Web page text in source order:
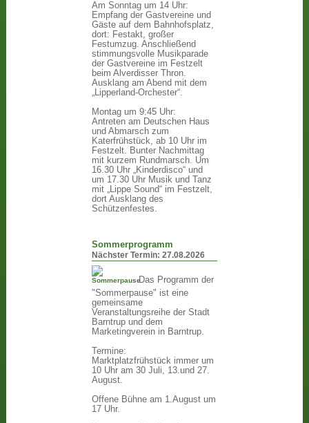
Am Sonntag um 14 Uhr:
Empfang der Gastvereine und
Gäste auf dem Bahnhofsplatz,
dort: Festakt, großer
Festumzug. Anschließend
stimmungsvolle Musikparade
der Gastvereine im Festzelt
beim Alverdisser Thron.
Ausklang am Abend mit dem
„Lipperland-Orchester“.
Montag um 9:45 Uhr:
Antreten am Deutschen Haus
und Abmarsch zum
Katerfrühstück, ab 10 Uhr im
Festzelt. Bunter Nachmittag
mit kurzem Rundmarsch. Um
16.30 Uhr „Kinderdisco“ und
um 17.30 Uhr Musik und Tanz
mit „Lippe Sound“ im Festzelt,
dort Ausklang des
Schützenfestes.
Sommerprogramm
Nächster Termin: 27.08.2026
Das Programm der
"Sommerpause" ist eine
gemeinsame
Veranstaltungsreihe der Stadt
Barntrup und dem
Marketingverein in Barntrup.
Termine:
Marktplatzfrühstück immer um
10 Uhr am 30 Juli, 13.und 27.
August.
Offene Bühne am 1.August um
17 Uhr.